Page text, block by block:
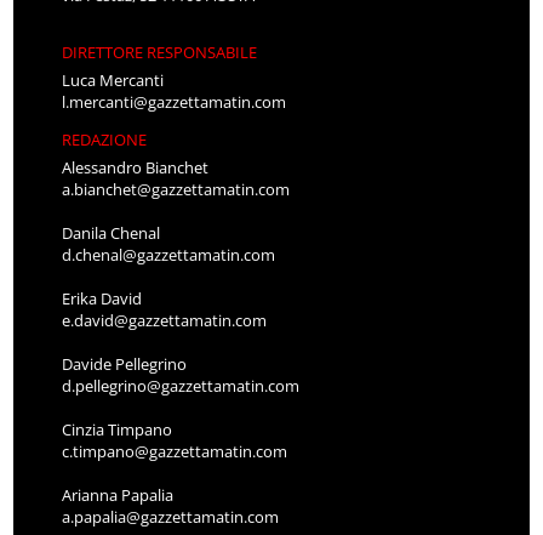
DIRETTORE RESPONSABILE
Luca Mercanti
l.mercanti@gazzettamatin.com
REDAZIONE
Alessandro Bianchet
a.bianchet@gazzettamatin.com
Danila Chenal
d.chenal@gazzettamatin.com
Erika David
e.david@gazzettamatin.com
Davide Pellegrino
d.pellegrino@gazzettamatin.com
Cinzia Timpano
c.timpano@gazzettamatin.com
Arianna Papalia
a.papalia@gazzettamatin.com